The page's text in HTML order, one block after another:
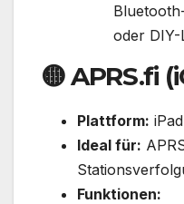
oder DIY-
🟡APRS.fi
Plattform: iPad
Ideal für:
Funktionen: